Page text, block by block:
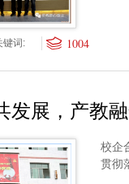
键词: 1004
发展，产教
校企
贯彻